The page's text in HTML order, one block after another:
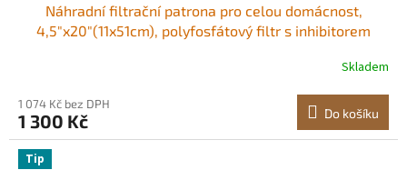
Náhradní filtrační patrona pro celou domácnost,
4,5"x20"(11x51cm), polyfosfátový filtr s inhibitorem
Skladem
1 074 Kč bez DPH
1 300 Kč Do košíku
Tip